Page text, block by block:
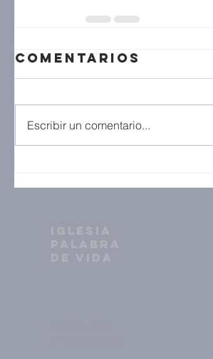
Comentarios
Escribir un comentario...